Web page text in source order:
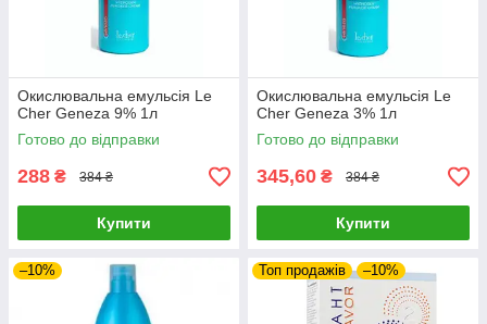
Окислювальна емульсія Le
Cher Geneza 9% 1л
Готово до відправки
288 ₴ 384 ₴
Купити
Окислювальна емульсія Le
Cher Geneza 3% 1л
Готово до відправки
345,60 ₴ 384 ₴
Купити
–10% Топ продажів –10%